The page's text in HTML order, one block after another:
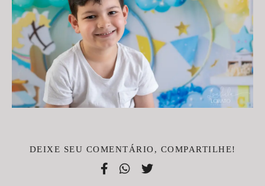
DEIXE SEU COMENTÁRIO, COMPARTILHE!